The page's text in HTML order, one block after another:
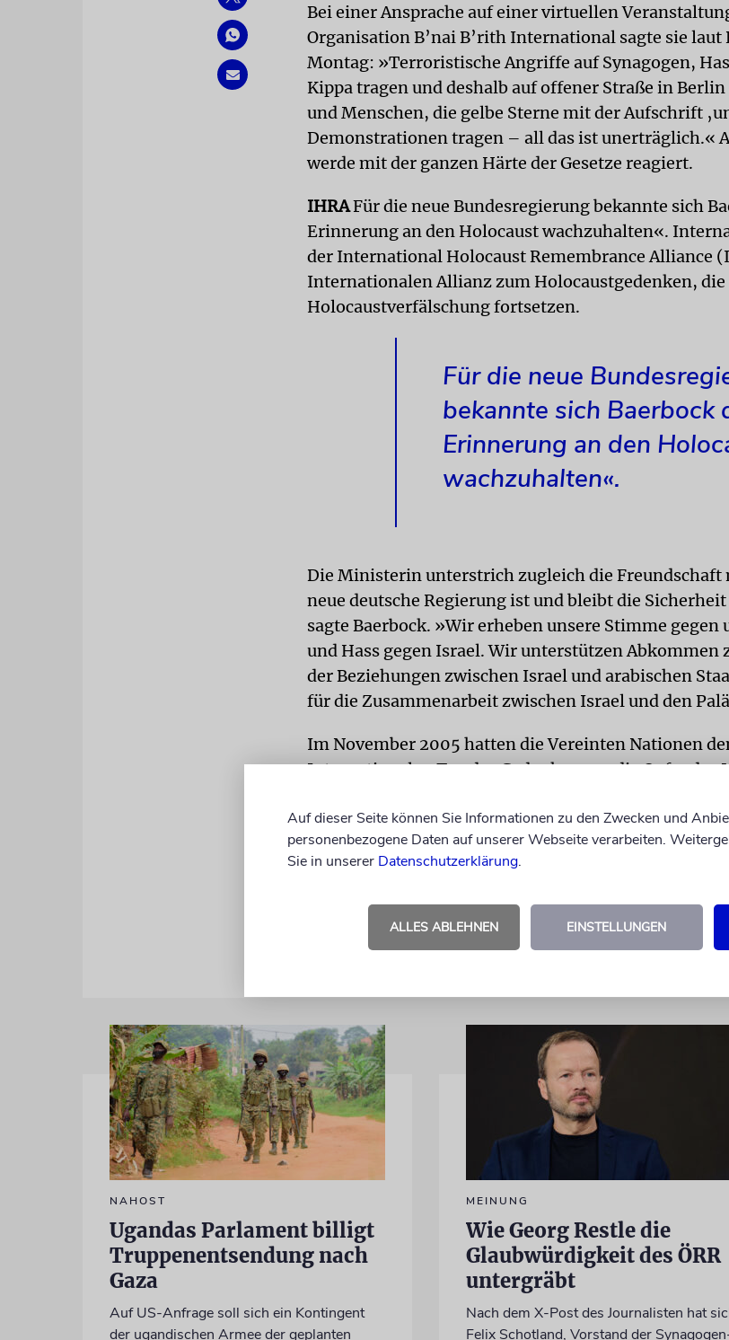
Bei einer Ansprache auf einer virtuellen
Organisation B’nai B’rith International sagte sie
Montag: »Terroristische Angriffe auf Synagogen,
Kippa tragen und deshalb auf offener Straße in
und Menschen, die gelbe Sterne mit der Aufschrift
Demonstrationen tragen – all das ist unerträglich.«
werde mit der ganzen Härte der Gesetze reagiert.
IHRAFür die neue Bundesregierung bekannte sich
Erinnerung an den Holocaust wachzuhalten«.
der International Holocaust Remembrance Alliance
Internationalen Allianz zum Holocaustgedenken,
Holocaustverfälschung fortsetzen.
Für die neue
bekannte sich Baerbock
Erinnerung an den
wachzuhalten«.
Die Ministerin unterstrich zugleich die Freundschaft
neue deutsche Regierung ist und bleibt die
sagte Baerbock. »Wir erheben unsere Stimme
und Hass gegen Israel. Wir unterstützen
der Beziehungen zwischen Israel und arabischen
für die Zusammenarbeit zwischen Israel und den
Im November 2005 hatten die Vereinten Nationen
Internationalen Tag des Gedenkens an die Opfer des
Überlebenden des deutschen Konzentrationslagers
befreit. Die Nazis hatten dort mehr als eine Million
Juden - ermordet. Der Tag wird in Deutschland seit
NAHOST
Ugandas Parlament billigt
Truppenentsendung nach
Gaza
Auf US-Anfrage soll sich ein Kontingent
der ugandischen Armee der geplanten
MEINUNG
Wie Georg Restle die
Glaubwürdigkeit des ÖRR
untergräbt
Nach dem X-Post des Journalisten hat
Felix Schotland, Vorstand der
Auf dieser Seite können Sie Informationen zu den Zwecken und
personenbezogene Daten auf unserer Webseite verarbeiten.
Sie in unserer Datenschutzerklärung.
ALLES ABLEHNEN EINSTELLUNGEN